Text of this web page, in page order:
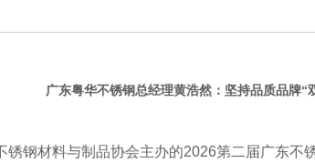
关于举办2026第二届广东不锈钢品牌质量
关于遴选“不锈优品 广东质造”推荐官的通知
广东粤华不锈钢总经理黄浩然：坚持品质品牌“
锈钢材料与制品协会主办的2026第二届广东不